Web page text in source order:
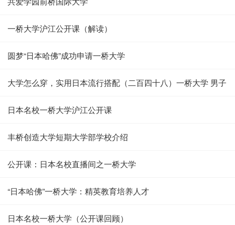
一桥大学沪江公开课（解读）
圆梦“日本哈佛”成功申请一桥大学
大学怎么穿，实用日本流行搭配（二百四十八）一桥大学 男子
日本名校一桥大学沪江公开课
丰桥创造大学短期大学部学校介绍
公开课：日本名校直播间之一桥大学
“日本哈佛”一桥大学：精英教育培养人才
日本名校一桥大学（公开课回顾）